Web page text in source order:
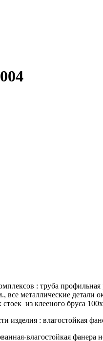
: труба
металлические детали
из клееного бруса
: влагостойкая
влагостойкая фанера